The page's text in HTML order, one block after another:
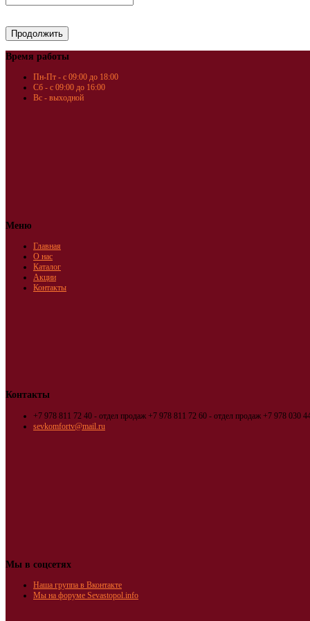
Время работы
Пн-Пт - с 09:00 до 18:00
Сб - с 09:00 до 16:00
Вс - выходной
Меню
Главная
О нас
Каталог
Акции
Контакты
Контакты
+7 978 811 72 40 - отдел продаж +7 978 811 72 60 - отдел продаж +7 978 030
sevkomfortv@mail.ru
Мы в соцсетях
Наша группа в Вконтакте
Мы на форуме Sevastopol.info